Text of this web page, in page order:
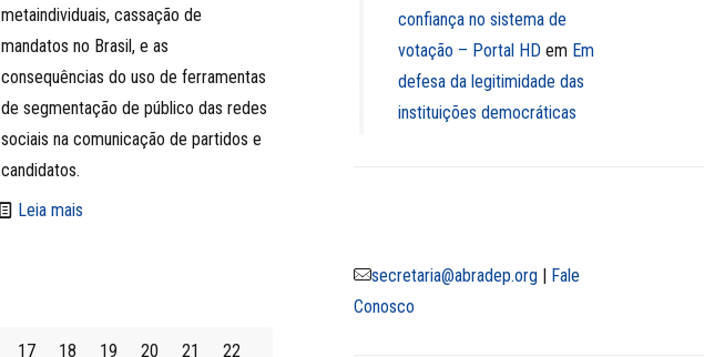
metaindividuais, cassação de
mandatos no Brasil, e as
consequências do uso de ferramentas
de segmentação de público das redes
sociais na comunicação de partidos e
candidatos.
Leia mais
17 18 19 20 21 22
confiança no sistema de
votação – Portal HDem Em
defesa da legitimidade das
instituições democráticas
secretaria@abradep.org| Fale
Conosco